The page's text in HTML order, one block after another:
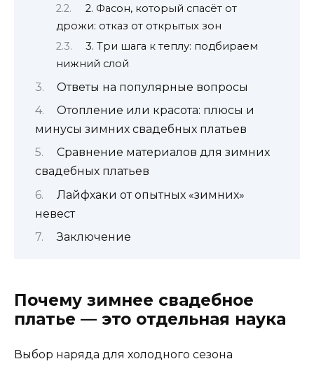
2. Фасон, который спасёт от
дрожи: отказ от открытых зон
3. Три шага к теплу: подбираем
нижний слой
Ответы на популярные вопросы
Отопление или красота: плюсы и
минусы зимних свадебных платьев
Сравнение материалов для зимних
свадебных платьев
Лайфхаки от опытных «зимних»
невест
Заключение
Почему зимнее свадебное
платье — это отдельная наука
Выбор наряда для холодного сезона